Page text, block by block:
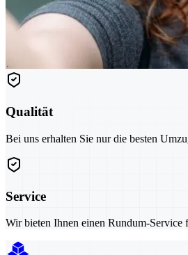
Qualität
Bei uns erhalten Sie nur die besten
Service
Wir bieten Ihnen einen Rundum-Service